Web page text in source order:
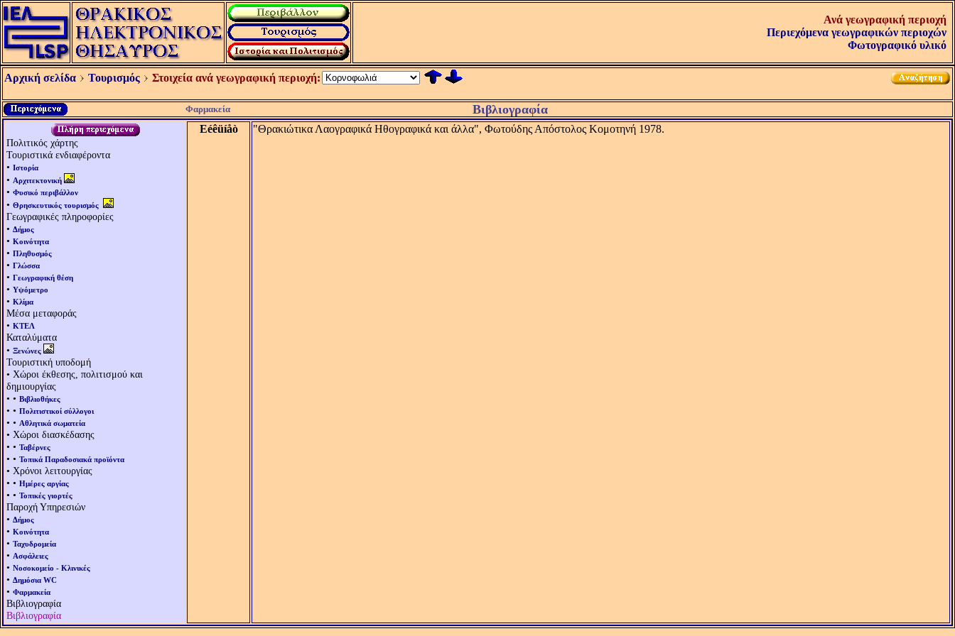
Ανά γεωγραφική περιοχή
Περιεχόμενα γεωγραφικών περιοχών
Φωτογραφικό υλικό
Αρχική σελίδα Τουρισμός Στοιχεία ανά γεωγραφική περιοχή:
Φαρμακεία Βιβλιογραφία
Πολιτικός χάρτης
Τουριστικά ενδιαφέροντα
• Ιστορία
• Αρχιτεκτονική
• Φυσικό περιβάλλον
• Θρησκευτικός τουρισμός
Γεωγραφικές πληροφορίες
• Δήμος
• Κοινότητα
• Πληθυσμός
• Γλώσσα
• Γεωγραφική θέση
• Υψόμετρο
• Κλίμα
Μέσα μεταφοράς
• ΚΤΕΛ
Καταλύματα
• Ξενώνες
Τουριστική υποδομή
• Χώροι έκθεσης, πολιτισμού και
δημιουργίας
• • Βιβλιοθήκες
• • Πολιτιστικοί σύλλογοι
• • Αθλητικά σωματεία
• Χώροι διασκέδασης
• • Ταβέρνες
• • Τοπικά Παραδοσιακά προϊόντα
• Χρόνοι λειτουργίας
• • Ημέρες αργίας
• • Τοπικές γιορτές
Παροχή Υπηρεσιών
• Δήμος
• Κοινότητα
• Ταχυδρομεία
• Ασφάλειες
• Νοσοκομείο - Κλινικές
• Δημόσια WC
• Φαρμακεία
Βιβλιογραφία
Βιβλιογραφία
Eéêüíåò "Θρακιώτικα Λαογραφικά Ηθογραφικά και άλλα", Φωτούδης Απόστολος Κομοτηνή 1978.